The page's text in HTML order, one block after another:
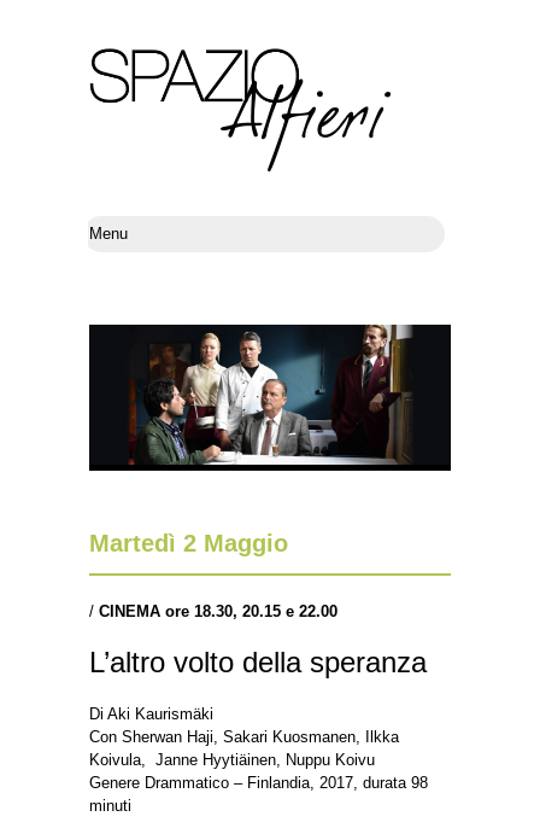
Martedì 2 Maggio
/ CINEMA ore 18.30, 20.15 e 22.00
L’altro volto della speranza
Di Aki Kaurismäki
Con Sherwan Haji, Sakari Kuosmanen, Ilkka
Koivula, Janne Hyytiäinen, Nuppu Koivu
Genere Drammatico – Finlandia, 2017, durata 98
minuti